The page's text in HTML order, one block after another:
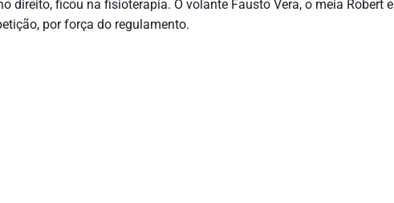
direito, ficou na fisioterapia. O volante Fausto Vera, o meia Robert e
por força do regulamento.